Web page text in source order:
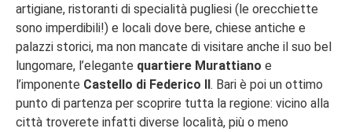
artigiane, ristoranti di specialità pugliesi (le orecchiette
sono imperdibili!) e locali dove bere, chiese antiche e
palazzi storici, ma non mancate di visitare anche il suo bel
lungomare, l’elegante quartiere Murattiano e
l’imponente Castello di Federico II. Bari è poi un ottimo
punto di partenza per scoprire tutta la regione: vicino alla
città troverete infatti diverse località, più o meno